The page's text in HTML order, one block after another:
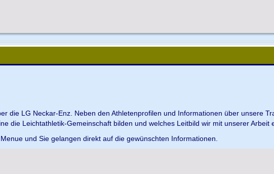
die LG Neckar-Enz. Neben den Athletenprofilen und Informationen über unsere
die Leichtathletik-Gemeinschaft bilden und welches Leitbild wir mit unserer Arbeit
und Sie gelangen direkt auf die gewünschten Informationen.